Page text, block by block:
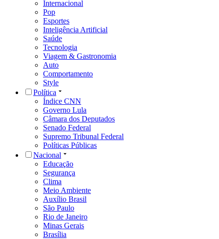
Internacional
Pop
Esportes
Inteligência Artificial
Saúde
Tecnologia
Viagem & Gastronomia
Auto
Comportamento
Style
Política
Índice CNN
Governo Lula
Câmara dos Deputados
Senado Federal
Supremo Tribunal Federal
Políticas Públicas
Nacional
Educação
Segurança
Clima
Meio Ambiente
Auxílio Brasil
São Paulo
Rio de Janeiro
Minas Gerais
Brasília